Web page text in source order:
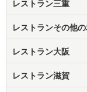
レストラン三重
レストランその他
レストラン大阪
レストラン滋賀